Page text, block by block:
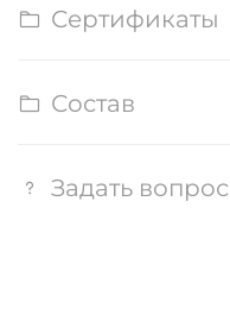
Сертификаты
Состав
Задать вопрос